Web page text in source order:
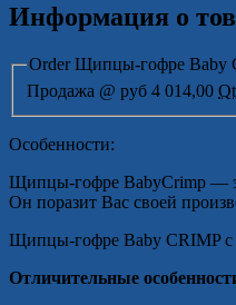
Информация о
Order Щипцы-гофре Baby
Продажа
@ руб 4 014,00
Особенности:
Щипцы-гофре BabyCrimp —
Он поразит Вас своей
Щипцы-гофре Baby CRIMP с
Отличительные